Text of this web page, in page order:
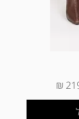
ביטול
קבלת המוצר
מבצע